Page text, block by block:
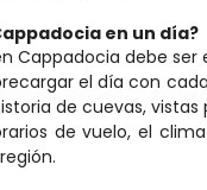
en un día?
Cappadocia debe
el día con
de cuevas,
de vuelo, el